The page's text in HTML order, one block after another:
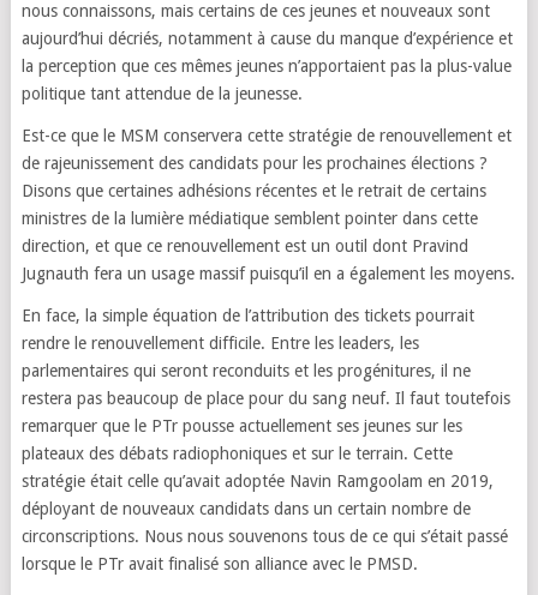
nous connaissons, mais certains de ces jeunes et nouveaux sont
aujourd’hui décriés, notamment à cause du manque d’expérience et
la perception que ces mêmes jeunes n’apportaient pas la plus-value
politique tant attendue de la jeunesse.
Est-ce que le MSM conservera cette stratégie de renouvellement et
de rajeunissement des candidats pour les prochaines élections ?
Disons que certaines adhésions récentes et le retrait de certains
ministres de la lumière médiatique semblent pointer dans cette
direction, et que ce renouvellement est un outil dont Pravind
Jugnauth fera un usage massif puisqu’il en a également les moyens.
En face, la simple équation de l’attribution des tickets pourrait
rendre le renouvellement difficile. Entre les leaders, les
parlementaires qui seront reconduits et les progénitures, il ne
restera pas beaucoup de place pour du sang neuf. Il faut toutefois
remarquer que le PTr pousse actuellement ses jeunes sur les
plateaux des débats radiophoniques et sur le terrain. Cette
stratégie était celle qu’avait adoptée Navin Ramgoolam en 2019,
déployant de nouveaux candidats dans un certain nombre de
circonscriptions. Nous nous souvenons tous de ce qui s’était passé
lorsque le PTr avait finalisé son alliance avec le PMSD.